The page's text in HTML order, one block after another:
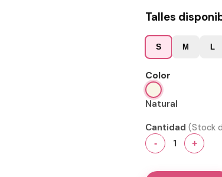
Talles
S M L
Color
Natural
Cantidad (Stock
- 1 +